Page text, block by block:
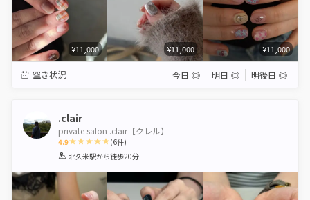
¥11,000 ¥11,000 ¥11,000
空き状況 今日 ◎ 明日 ◎ 明後日 ◎
.clair
private salon .clair【クレル】
4.9
1 2 3 4 5
(6件)
北久米駅から徒歩20分